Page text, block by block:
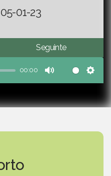
01-23
Seguinte
00:00
Mute